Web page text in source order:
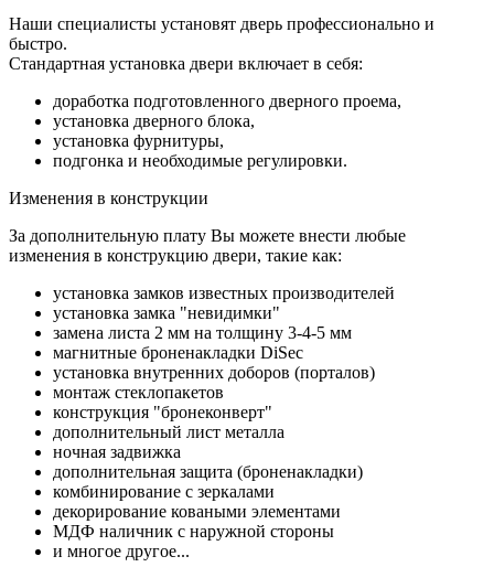
Наши специалисты установят дверь профессионально и
быстро.
Стандартная установка двери включает в себя:
доработка подготовленного дверного проема,
установка дверного блока,
установка фурнитуры,
подгонка и необходимые регулировки.
Изменения в конструкции
За дополнительную плату Вы можете внести любые
изменения в конструкцию двери, такие как:
установка замков известных производителей
установка замка "невидимки"
замена листа 2 мм на толщину 3-4-5 мм
магнитные броненакладки DiSec
установка внутренних доборов (порталов)
монтаж стеклопакетов
конструкция "бронеконверт"
дополнительный лист металла
ночная задвижка
дополнительная защита (броненакладки)
комбинирование с зеркалами
декорирование коваными элементами
МДФ наличник с наружной стороны
и многое другое...